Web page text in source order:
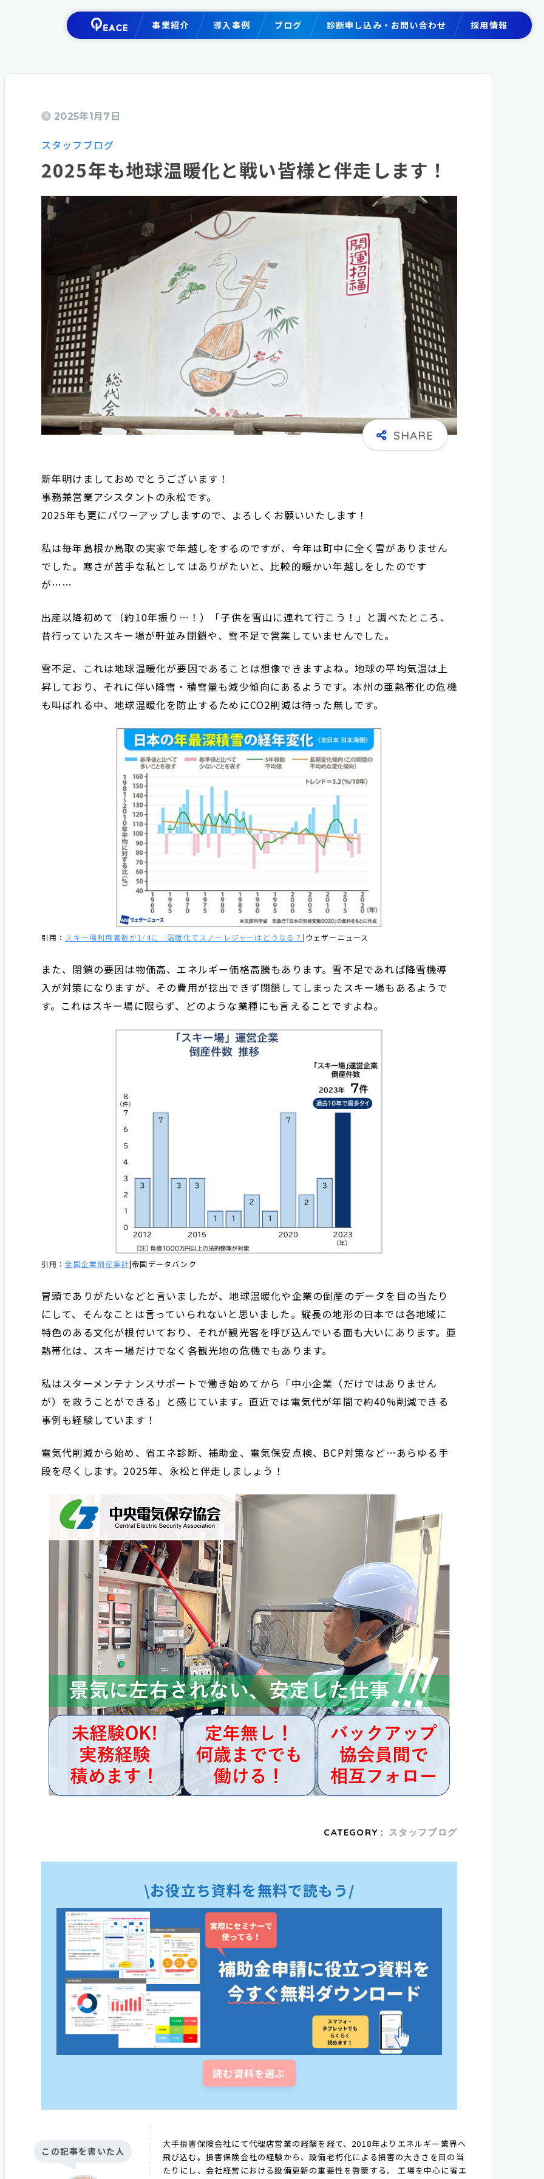
事業紹介 導入事例 ブログ 診断申し込み・お問い合わせ 採用情報
2025年1月7日
スタッフブログ
2025年も地球温暖化と戦い皆様と伴走します！
新年明けましておめでとうございます！
事務兼営業アシスタントの永松です。
2025年も更にパワーアップしますので、よろしくお願いいたします！
私は毎年島根か鳥取の実家で年越しをするのですが、今年は町中に全く雪がありません
でした。寒さが苦手な私としてはありがたいと、比較的暖かい年越しをしたのです
が……
出産以降初めて（約10年振り…！）「子供を雪山に連れて行こう！」と調べたところ、
昔行っていたスキー場が軒並み閉鎖や、雪不足で営業していませんでした。
雪不足、これは地球温暖化が要因であることは想像できますよね。地球の平均気温は上
昇しており、それに伴い降雪・積雪量も減少傾向にあるようです。本州の亜熱帯化の危機
も叫ばれる中、地球温暖化を防止するためにCO2削減は待った無しです。
引用： スキー場利用者数が1/4に 温暖化でスノーレジャーはどうなる？ |ウェザーニュース
また、閉鎖の要因は物価高、エネルギー価格高騰もあります。雪不足であれば降雪機導
入が対策になりますが、その費用が捻出できず閉鎖してしまったスキー場もあるようで
す。これはスキー場に限らず、どのような業種にも言えることですよね。
引用：全国企業倒産集計|帝国データバンク
冒頭でありがたいなどと言いましたが、地球温暖化や企業の倒産のデータを目の当たり
にして、そんなことは言っていられないと思いました。縦長の地形の日本では各地域に
特色のある文化が根付いており、それが観光客を呼び込んでいる面も大いにあります。亜
熱帯化は、スキー場だけでなく各観光地の危機でもあります。
私はスターメンテナンスサポートで働き始めてから「中小企業（だけではありません
が）を救うことができる」と感じています。直近では電気代が年間で約40%削減できる
事例も経験しています！
電気代削減から始め、省エネ診断、補助金、電気保安点検、BCP対策など…あらゆる手
段を尽くします。2025年、永松と伴走しましょう！
CATEGORY : スタッフブログ
\お役立ち資料を無料で読もう/
読む資料を選ぶ
この記事を書いた人
大手損害保険会社にて代理店営業の経験を経て、2018年よりエネルギー業界へ
飛び込む。損害保険会社の経験から、設備老朽化による損害の大きさを目の当
たりにし、会社経営における設備更新の重要性を啓蒙する。 工場を中心に省エ